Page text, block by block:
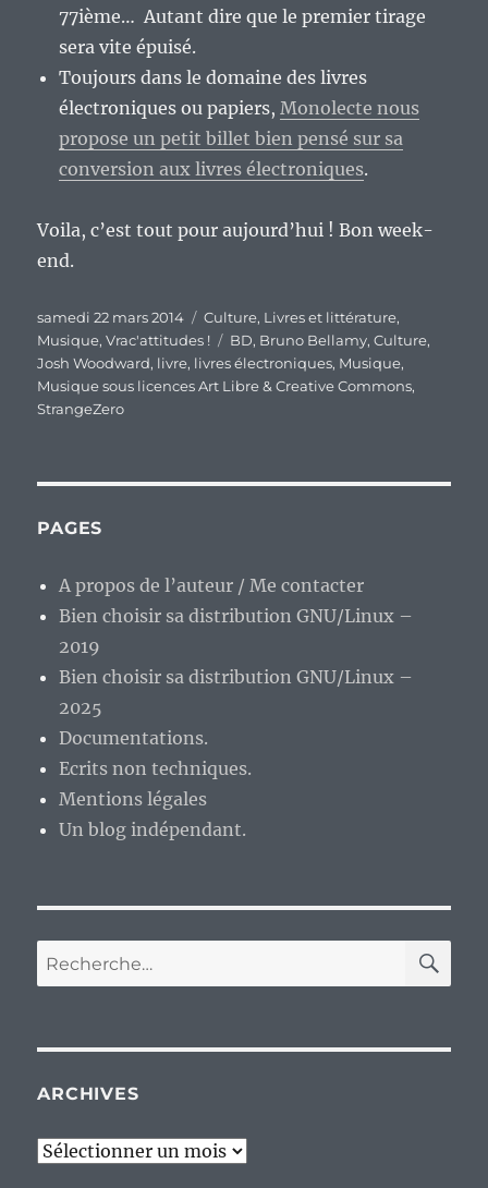
77ième… Autant dire que le premier tirage
sera vite épuisé.
Toujours dans le domaine des livres
électroniques ou papiers,Monolecte nous
propose un petit billet bien pensé sur sa
conversion aux livres électroniques.
Voila, c’est tout pour aujourd’hui ! Bon week-
end.
Publié
le
samedi 22 mars 2014 Catégories
Culture, Livres et littérature,
Musique,Vrac'attitudes ! Étiquettes
BD, Bruno Bellamy,Culture,
Josh Woodward, livre, livres électroniques, Musique,
Musique sous licences Art Libre & Creative Commons,
StrangeZero
PAGES
A propos de l’auteur / Me contacter
Bien choisir sa distribution GNU/Linux –
2019
Bien choisir sa distribution GNU/Linux –
2025
Documentations.
Ecrits non techniques.
Mentions légales
Un blog indépendant.
Recherche
pour :
ARCHIVES
Archives